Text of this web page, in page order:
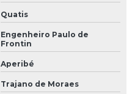
Quatis
Engenheiro Paulo de
Frontin
Aperibé
Trajano de Moraes